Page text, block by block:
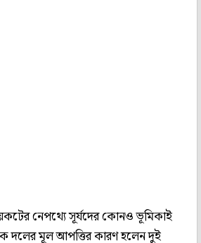
নেপথ্যে সূর্যদের কোনও ভূমিকাই
দলের মূল আপত্তির কারণ হলেন দুই